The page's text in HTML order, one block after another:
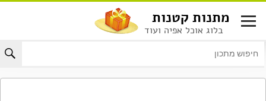
לתוכן
מתנות קטנות
בלוג אוכל אפיה ועוד